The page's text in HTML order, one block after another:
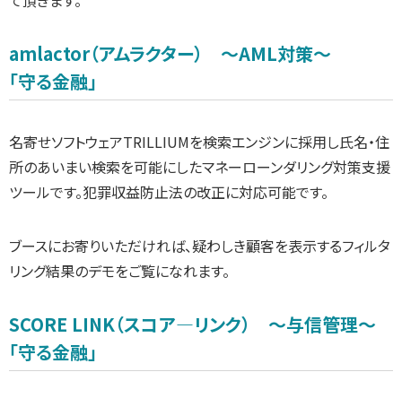
amlactor（アムラクター） ～AML対策～
「守る金融」
名寄せソフトウェアTRILLIUMを検索エンジンに採用し氏名・住
所のあいまい検索を可能にしたマネーローンダリング対策支援
ツールです。犯罪収益防止法の改正に対応可能です。
ブースにお寄りいただければ、疑わしき顧客を表示するフィルタ
リング結果のデモをご覧になれます。
SCORE LINK（スコア―リンク） ～与信管理～
「守る金融」